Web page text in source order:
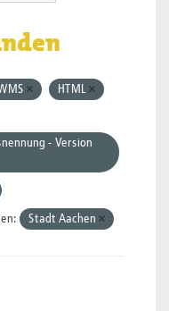
HTML
- Version
Stadt Aachen